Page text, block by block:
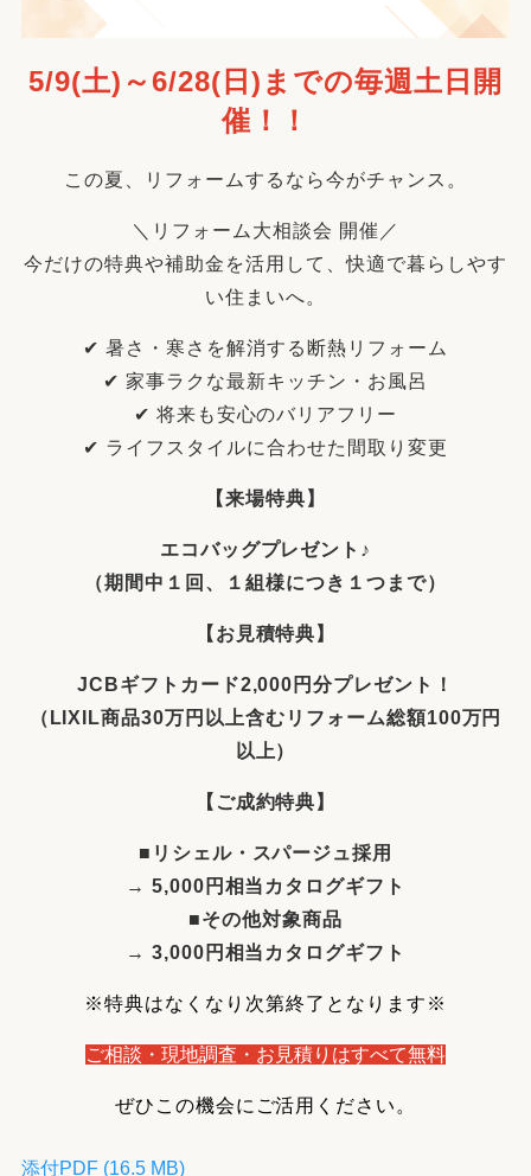
5/9(土)～6/28(日)までの毎週土日開
催！！
この夏、リフォームするなら今がチャンス。
＼リフォーム大相談会 開催／
今だけの特典や補助金を活用して、快適で暮らしやす
い住まいへ。
✔ 暑さ・寒さを解消する断熱リフォーム
✔ 家事ラクな最新キッチン・お風呂
✔ 将来も安心のバリアフリー
✔ ライフスタイルに合わせた間取り変更
【来場特典】
エコバッグプレゼント♪
（期間中１回、１組様につき１つまで）
【お見積特典】
JCBギフトカード2,000円分プレゼント！
（LIXIL商品30万円以上含むリフォーム総額100万円
以上）
【ご成約特典】
■リシェル・スパージュ採用
→ 5,000円相当カタログギフト
■その他対象商品
→ 3,000円相当カタログギフト
※特典はなくなり次第終了となります※
ご相談・現地調査・お見積りはすべて無料
ぜひこの機会にご活用ください。
添付PDF (16.5 MB)